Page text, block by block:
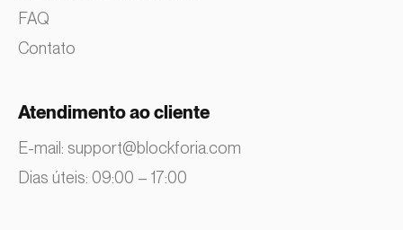
FAQ
Contato
Atendimento ao cliente
E-mail: support@blockforia.com
Dias úteis: 09:00 – 17:00